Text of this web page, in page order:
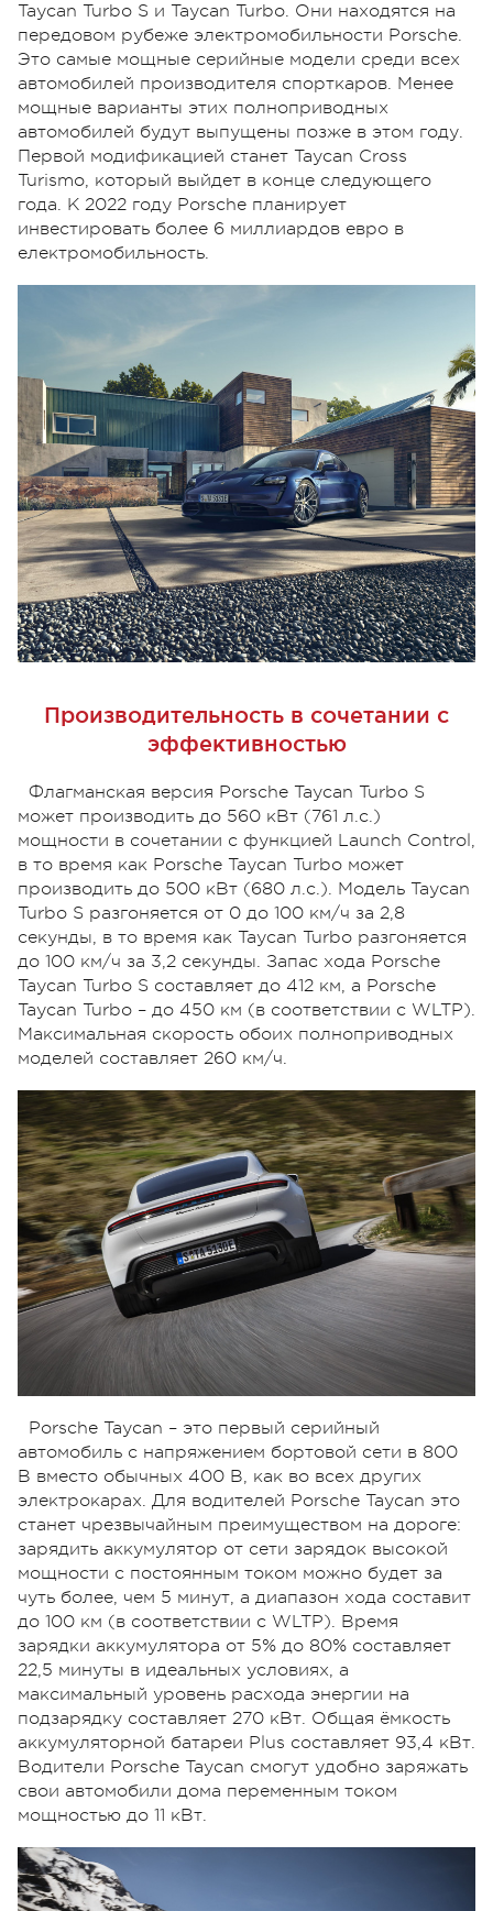
Taycan Turbo S и Taycan Turbo. Они находятся на
передовом рубеже электромобильности Porsche.
Это самые мощные серийные модели среди всех
автомобилей производителя спорткаров. Менее
мощные варианты этих полноприводных
автомобилей будут выпущены позже в этом году.
Первой модификацией станет Taycan Cross
Turismo, который выйдет в конце следующего
года. К 2022 году Porsche планирует
инвестировать более 6 миллиардов евро в
електромобильность.
Производительность в сочетании с
эффективностью
Флагманская версия Porsche Taycan Turbo S
может производить до 560 кВт (761 л.с.)
мощности в сочетании с функцией Launch Control,
в то время как Porsche Taycan Turbo может
производить до 500 кВт (680 л.с.). Модель Taycan
Turbo S разгоняется от 0 до 100 км/ч за 2,8
секунды, в то время как Taycan Turbo разгоняется
до 100 км/ч за 3,2 секунды. Запас хода Porsche
Taycan Turbo S составляет до 412 км, а Porsche
Taycan Turbo – до 450 км (в соответствии с WLTP).
Максимальная скорость обоих полноприводных
моделей составляет 260 км/ч.
Porsche Taycan – это первый серийный
автомобиль с напряжением бортовой сети в 800
В вместо обычных 400 В, как во всех других
электрокарах. Для водителей Porsche Taycan это
станет чрезвычайным преимуществом на дороге:
зарядить аккумулятор от сети зарядок высокой
мощности с постоянным током можно будет за
чуть более, чем 5 минут, а диапазон хода составит
до 100 км (в соответствии с WLTP). Время
зарядки аккумулятора от 5% до 80% составляет
22,5 минуты в идеальных условиях, а
максимальный уровень расхода энергии на
подзарядку составляет 270 кВт. Общая ёмкость
аккумуляторной батареи Plus составляет 93,4 кВт.
Водители Porsche Taycan смогут удобно заряжать
свои автомобили дома переменным током
мощностью до 11 кВт.